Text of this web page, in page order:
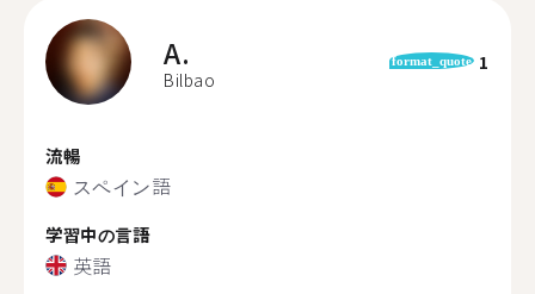
A.
Bilbao
format_quote 1
流暢
スペイン語
学習中の言語
英語